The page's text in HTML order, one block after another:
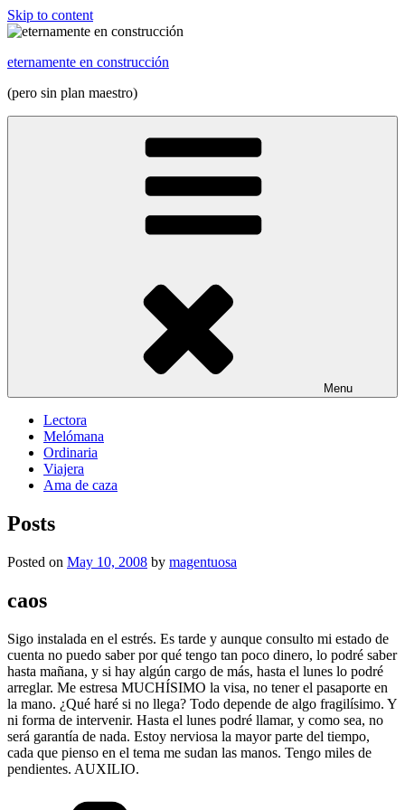
Skip to content
eternamente en construcción
(pero sin plan maestro)
Menu
Lectora
Melómana
Ordinaria
Viajera
Ama de caza
Posts
Posted on May 10, 2008 by magentuosa
caos
Sigo instalada en el estrés. Es tarde y aunque consulto mi estado de
cuenta no puedo saber por qué tengo tan poco dinero, lo podré saber
hasta mañana, y si hay algún cargo de más, hasta el lunes lo podré
arreglar. Me estresa MUCHÍSIMO la visa, no tener el pasaporte en
la mano. ¿Qué haré si no llega? Todo depende de algo fragilísimo. Y
ni forma de intervenir. Hasta el lunes podré llamar, y como sea, no
será garantía de nada. Estoy nerviosa la mayor parte del tiempo,
cada que pienso en el tema me sudan las manos. Tengo miles de
pendientes. AUXILIO.